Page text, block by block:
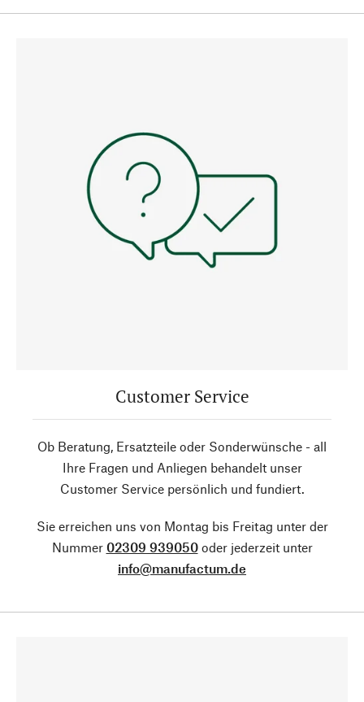
Customer Service
Ob Beratung, Ersatzteile oder Sonderwünsche - all
Ihre Fragen und Anliegen behandelt unser
Customer Service persönlich und fundiert.
Sie erreichen uns von Montag bis Freitag unter der
Nummer 02309 939050oder jederzeit unter
info@manufactum.de